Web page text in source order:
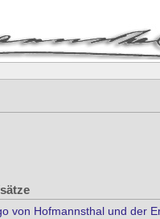
von Hofmannsthal und der